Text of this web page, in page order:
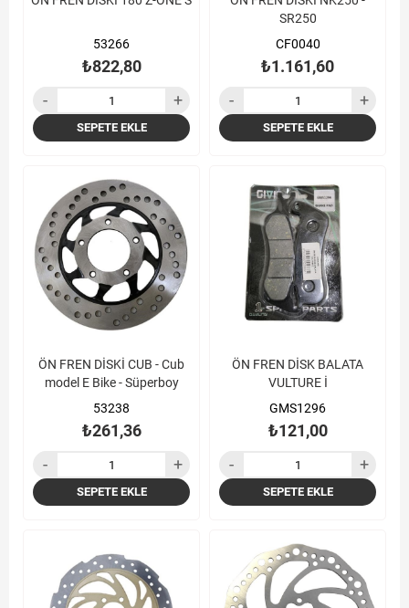
53266
₺822,80
SEPETE EKLE
SR250
CF0040
₺1.161,60
SEPETE EKLE
ÖN FREN DİSKİ CUB - Cub
model E Bike - Süperboy
53238
₺261,36
SEPETE EKLE
ÖN FREN DİSK BALATA
VULTURE İ
GMS1296
₺121,00
SEPETE EKLE